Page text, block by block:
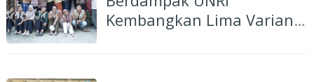
Kembangkan Lima Varian
UMKM Desa Naumbai Naik